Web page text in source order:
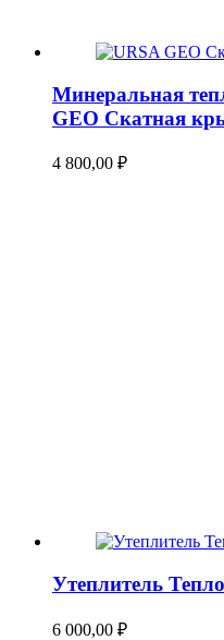
Минеральная
GEO Скатная
4 800,00 ₽
Утеплитель
6 000,00 ₽